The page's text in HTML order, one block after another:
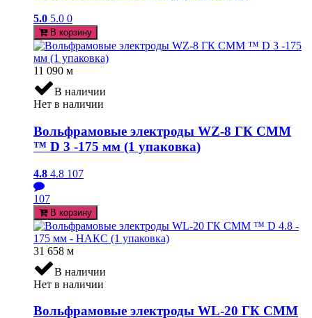
5.0 5.0 0
В корзину
11 090 м
В наличии
Нет в наличии
Вольфрамовые электроды WZ-8 ГК СММ
™ D 3 -175 мм (1 упаковка)
4.8 4.8 107
107
В корзину
31 658 м
В наличии
Нет в наличии
Вольфрамовые электроды WL-20 ГК СММ